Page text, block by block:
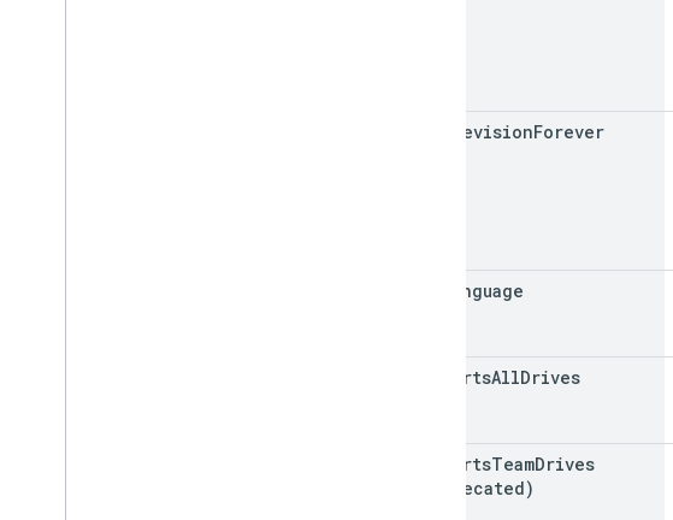
RevisionForever
Language
supportsAllDrives
supportsTeamDrives
(deprecated)